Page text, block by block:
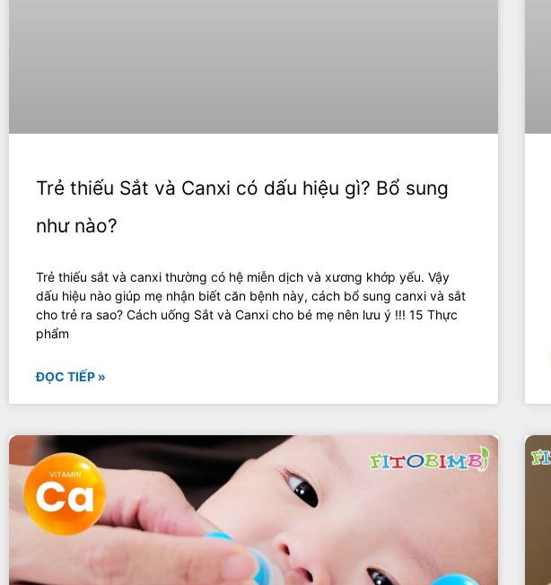
Trẻ thiếu Sắt và Canxi có dấu hiệu gì? Bổ sung
như nào?
Trẻ thiếu sắt và canxi thường có hệ miễn dịch và xương khớp yếu. Vậy
dấu hiệu nào giúp mẹ nhận biết căn bệnh này, cách bổ sung canxi và sắt
cho trẻ ra sao? Cách uống Sắt và Canxi cho bé mẹ nên lưu ý !!! 15 Thực
phẩm
ĐỌC TIẾP »